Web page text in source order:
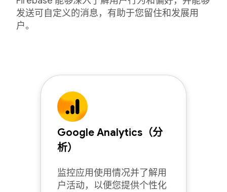
发送可自定义的消息，有助于您留住和发展用
户。
Google Analytics（分
析）
监控应用使用情况并了解用
户活动，以便您提供个性化